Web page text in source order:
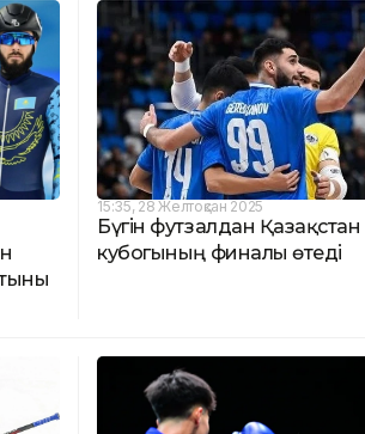
15:35, 28 Желтоқсан 2025
Бүгін футзалдан Қазақстан
кубогының финалы өтеді